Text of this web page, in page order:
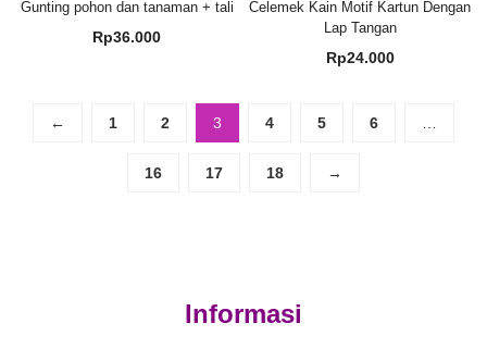
Gunting pohon dan tanaman + tali
Rp36.000
Celemek Kain Motif Kartun Dengan
Lap Tangan
Rp24.000
← 1 2 3 4 5 6
16 17 18 →
Informasi